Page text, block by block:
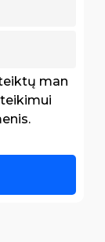
man